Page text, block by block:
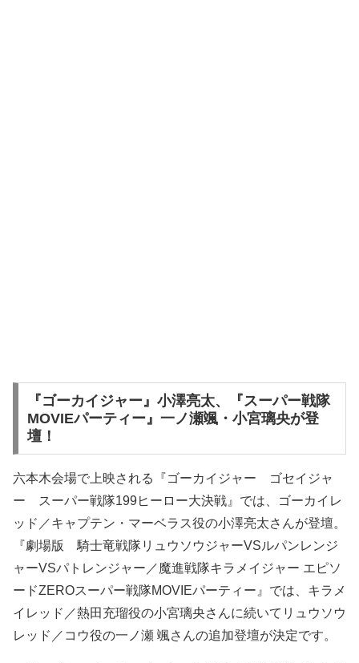
『ゴーカイジャー』小澤亮太、『スーパー戦隊
MOVIEパーティー』一ノ瀬颯・小宮璃央が登
壇！
六本木会場で上映される『ゴーカイジャー ゴセイジャ
ー スーパー戦隊199ヒーロー大決戦』では、ゴーカイレ
ッド／キャプテン・マーベラス役の小澤亮太さんが登壇。
『劇場版 騎士竜戦隊リュウソウジャーVSルパンレンジ
ャーVSパトレンジャー／魔進戦隊キラメイジャー エピソ
ードZEROスーパー戦隊MOVIEパーティー』では、キラメ
イレッド／熱田充瑠役の小宮璃央さんに続いてリュウソウ
レッド／コウ役の一ノ瀬 颯さんの追加登壇が決定です。